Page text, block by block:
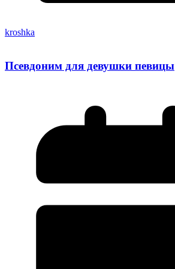
kroshka
Псевдоним для девушки певицы